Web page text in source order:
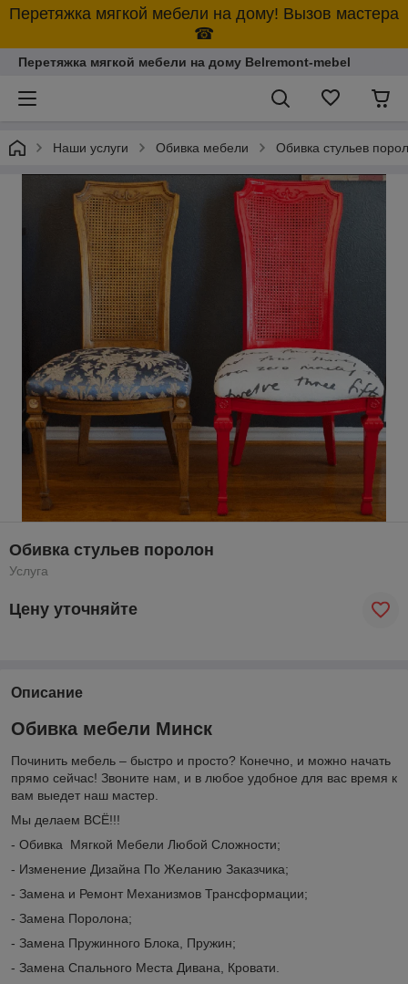
Перетяжка мягкой мебели на дому! Вызов мастера
☎
Перетяжка мягкой мебели на дому Belremont-mebel
Наши услуги Обивка мебели Обивка стульев
Обивка стульев поролон
Услуга
Цену уточняйте
Описание
Обивка мебели Минск
Починить мебель – быстро и просто? Конечно, и можно начать
прямо сейчас! Звоните нам, и в любое удобное для вас время к
вам выедет наш мастер.
Мы делаем ВСЁ!!!
- Обивка Мягкой Мебели Любой Сложности;
- Изменение Дизайна По Желанию Заказчика;
- Замена и Ремонт Механизмов Трансформации;
- Замена Поролона;
- Замена Пружинного Блока, Пружин;
- Замена Спального Места Дивана, Кровати.